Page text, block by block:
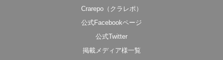
Crarepo（クラレポ）
公式Facebookページ
公式Twitter
掲載メディア様一覧